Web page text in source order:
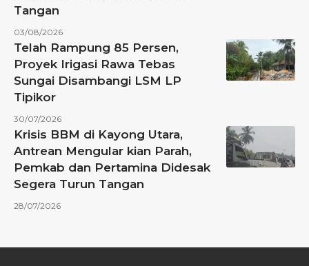
Tangan
03/08/2026
Telah Rampung 85 Persen,
Proyek Irigasi Rawa Tebas
Sungai Disambangi LSM LP
Tipikor
30/07/2026
Krisis BBM di Kayong Utara,
Antrean Mengular kian Parah,
Pemkab dan Pertamina Didesak
Segera Turun Tangan
28/07/2026